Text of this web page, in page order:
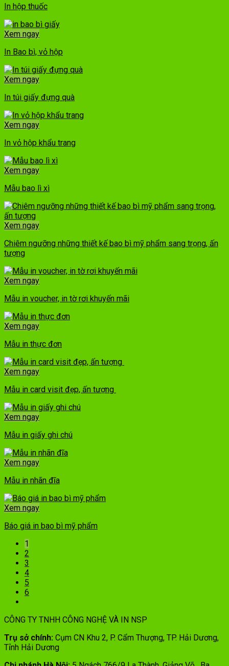
In hộp thuốc
Xem ngay
In Bao bì, vỏ hộp
Xem ngay
In túi giấy đựng quà
Xem ngay
In vỏ hộp khẩu trang
Xem ngay
Mẫu bao lì xì
Xem ngay
Chiêm ngưỡng những thiết kế bao bì mỹ phẩm sang trọng, ấn
tượng
Xem ngay
Mẫu in voucher, in tờ rơi khuyến mãi
Xem ngay
Mẫu in thực đơn
Xem ngay
Mẫu in card visit đẹp, ấn tượng
Xem ngay
Mẫu in giấy ghi chú
Xem ngay
Mẫu in nhãn đĩa
Xem ngay
Báo giá in bao bì mỹ phẩm
1
2
3
4
5
6
CÔNG TY TNHH CÔNG NGHỆ VÀ IN NSP
Trụ sở chính: Cụm CN Khu 2, P. Cẩm Thượng, TP. Hải Dương,
Tỉnh Hải Dương